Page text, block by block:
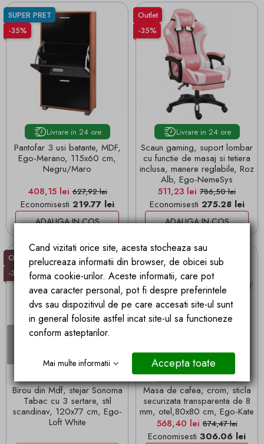
SUPER PRET
-35%
Livrare in 24 ore
Pantofar 3 usi batante, MDF,
Ego-Merano, 115x60 cm,
Negru/Maro
Pret
408,15 leiPret de baza
627,92 lei
Economisesti 219.77 lei
ADAUGA IN COS
Outlet
-35%
Livrare in 24 ore
Scaun gaming, suport lombar
cu functie de masaj si tetiera
inclusa, manere reglabile, Roz
Alb, Ego-NemeSys
Pret
511,23 lei Pret de baza
786,50 lei
Economisesti 275.28 lei
ADAUGA IN COS
Stoc epuizat
Outlet
-35%
Birou din Mdf, stejar Sonoma
Tabac cu 3 sertare, stil
scandinav, 120x77 cm, Ego-
Loft White
Outlet
-35%
Livrare in 24 ore
Masa de cafea, crom, sticla
securizata transparenta de 8
mm, otel,80x80 cm, Ego-Kate
Pret
568,40 leiPret de baza
874,47 lei
Economisesti 306.06 lei
Cand vizitati orice site, acesta stocheaza sau
prelucreaza informatii din browser, de obicei sub
forma cookie-urilor. Aceste informatii, care pot
avea caracter personal, pot fi despre preferintele
dvs sau dispozitivul de pe care accesati site-ul sunt
in general folosite astfel incat site-ul sa functioneze
conform asteptarilor.
Mai multe informatii Accepta toate